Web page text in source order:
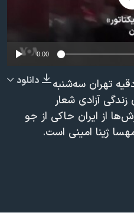
360p
480p
0:00
دانلود
تهران سه‌شنبه
آزادی شعار
از ایران حاکی از جو
ژینا امینی است.